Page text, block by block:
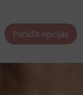
Parādīt opcijas